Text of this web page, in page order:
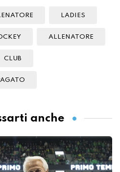
LADIES
ALLENATORE
CLUB
anche